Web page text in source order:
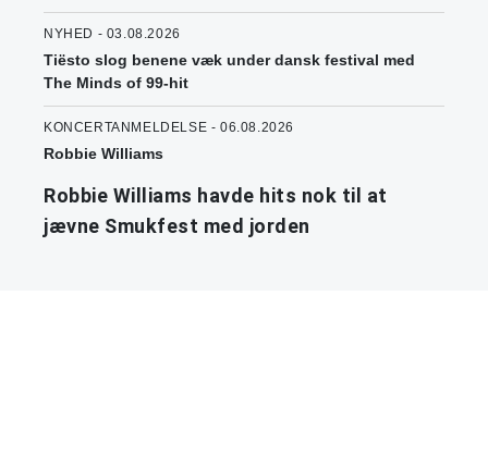
NYHED - 03.08.2026
Tiësto slog benene væk under dansk festival med
The Minds of 99-hit
KONCERTANMELDELSE - 06.08.2026
Robbie Williams
Robbie Williams havde hits nok til at
jævne Smukfest med jorden